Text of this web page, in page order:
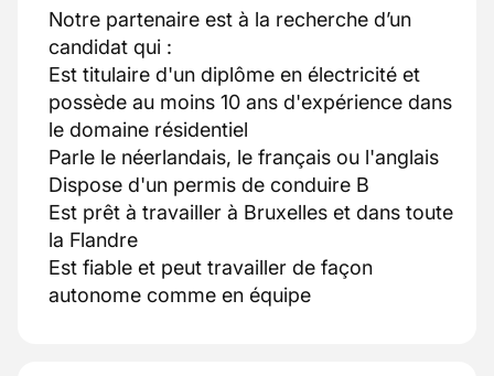
Notre partenaire est à la recherche d’un
candidat qui :
Est titulaire d'un diplôme en électricité et
possède au moins 10 ans d'expérience dans
le domaine résidentiel
Parle le néerlandais, le français ou l'anglais
Dispose d'un permis de conduire B
Est prêt à travailler à Bruxelles et dans toute
la Flandre
Est fiable et peut travailler de façon
autonome comme en équipe